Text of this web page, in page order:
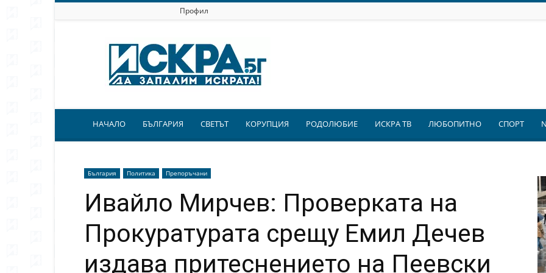
Профил
Искра.бг
НАЧАЛО БЪЛГАРИЯ СВЕТЪТ КОРУПЦИЯ РОДОЛЮБИЕ ИСКРА ТВ ЛЮБОПИТНО СПОРТ
България Политика Препоръчани
Ивайло Мирчев: Проверката на
Прокуратурата срещу Емил Дечев
издава притеснението на Пеевски